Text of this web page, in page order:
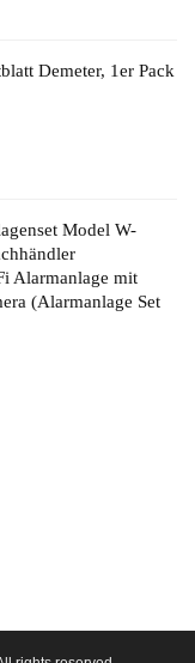
Demeter, 1er Pack
Model W-
Alarmanlage mit
(Alarmanlage Set